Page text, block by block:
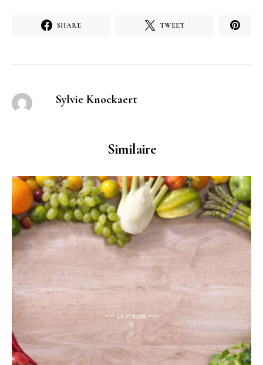
SHARE TWEET
Sylvie Knockaert
Similaire